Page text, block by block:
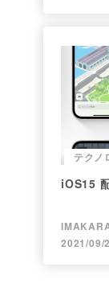
テクノ
iOS15
2021/09/